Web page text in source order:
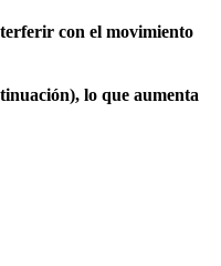
con el movimiento
lo que aumenta